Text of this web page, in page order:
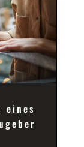
eines